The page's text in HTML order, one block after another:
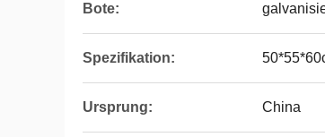
Bote:
Spezifikation:
Ursprung: China